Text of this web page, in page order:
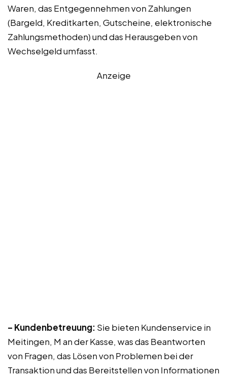
Waren, das Entgegennehmen von Zahlungen
(Bargeld, Kreditkarten, Gutscheine, elektronische
Zahlungsmethoden) und das Herausgeben von
Wechselgeld umfasst.
Anzeige
– Kundenbetreuung: Sie bieten Kundenservice in
Meitingen, M an der Kasse, was das Beantworten
von Fragen, das Lösen von Problemen bei der
Transaktion und das Bereitstellen von Informationen